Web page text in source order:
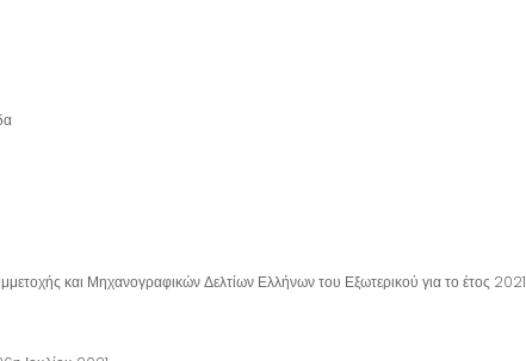
και Μηχανογραφικών Δελτίων Ελλήνων του Εξωτερικού για το έτος 2021